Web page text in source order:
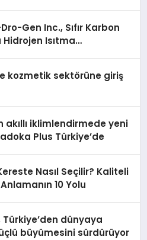
Gen Inc., Sıfır Karbon
Hidrojen Isıtma
kozmetik sektörüne giriş
akıllı iklimlendirmede yeni
Plus Türkiye’de
Nasıl Seçilir? Kaliteli
10 Yolu
Türkiye’den dünyaya
büyümesini sürdürüyor